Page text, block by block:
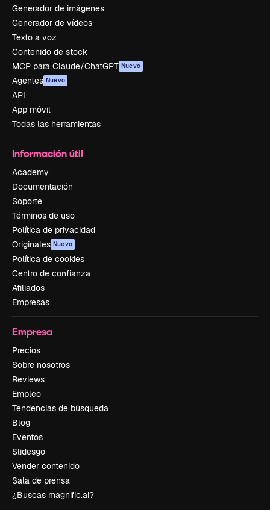
Generador de imágenes
Generador de vídeos
Texto a voz
Contenido de stock
MCP para Claude/ChatGPT Nuevo
Agentes Nuevo
API
App móvil
Todas las herramientas
Información útil
Academy
Documentación
Soporte
Términos de uso
Política de privacidad
Originales Nuevo
Política de cookies
Centro de confianza
Afiliados
Empresas
Empresa
Precios
Sobre nosotros
Reviews
Empleo
Tendencias de búsqueda
Blog
Eventos
Slidesgo
Vender contenido
Sala de prensa
¿Buscas magnific.ai?